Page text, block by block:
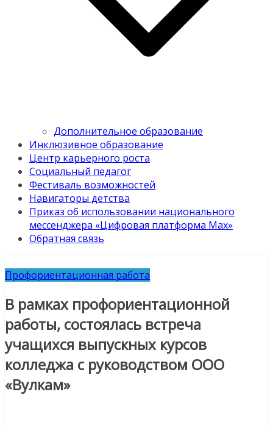
Дополнительное образование
Инклюзивное образование
Центр карьерного роста
Социальный педагог
Фестиваль возможностей
Навигаторы детства
Приказ об использовании национального
мессенджера «Цифровая платформа Мах»
Обратная связь
Профориентационная работа
В рамках профориентационной
работы, состоялась встреча
учащихся выпускных курсов
колледжа с руководством ООО
«Вулкам»